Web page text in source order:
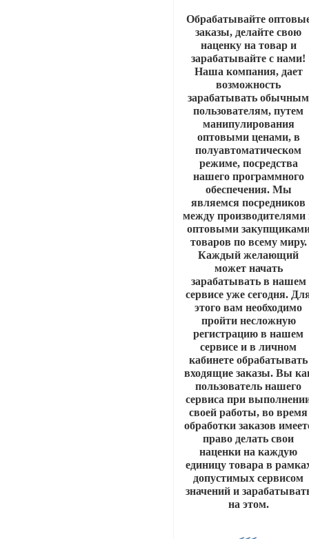
Обрабатывайте
заказы, делайте свою
наценку на товар и
зарабатывайте с нами!
Наша компания, дает
возможность
зарабатывать обычным
пользователям, путем
манипулирования
оптовыми ценами, в
полуавтоматическом
режиме, посредства
нашего программного
обеспечения. Мы
являемся посредников
между производителями
оптовыми
товаров по всему миру.
Каждый желающий
может начать
зарабатывать в нашем
сервисе уже сегодня.
этого вам необходимо
пройти несложную
регистрацию в нашем
сервисе и в личном
кабинете обрабатывать
входящие заказы. Вы
пользователь нашего
сервиса при
своей работы, во время
обработки заказов
право делать свои
наценки на каждую
единицу товара в
допустимых сервисом
значений и
на этом.